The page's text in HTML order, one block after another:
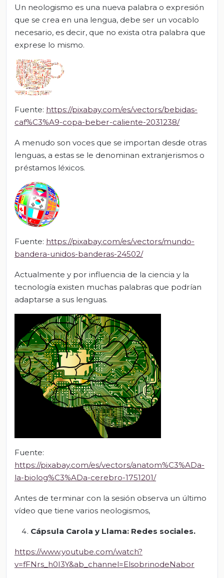
Un neologismo es una nueva palabra o expresión
que se crea en una lengua, debe ser un vocablo
necesario, es decir, que no exista otra palabra que
exprese lo mismo.
Fuente: https://pixabay.com/es/vectors/bebidas-
caf%C3%A9-copa-beber-caliente-2031238/
A menudo son voces que se importan desde otras
lenguas, a estas se le denominan extranjerismos o
préstamos léxicos.
Fuente: https://pixabay.com/es/vectors/mundo-
bandera-unidos-banderas-24502/
Actualmente y por influencia de la ciencia y la
tecnología existen muchas palabras que podrían
adaptarse a sus lenguas.
Fuente:
https://pixabay.com/es/vectors/anatom%C3%ADa-
la-biolog%C3%ADa-cerebro-1751201/
Antes de terminar con la sesión observa un último
vídeo que tiene varios neologismos,
Cápsula Carola y Llama: Redes sociales.
https://www.youtube.com/watch?
v=fFNrs_h0I3Y&ab_channel=ElsobrinodeNabor